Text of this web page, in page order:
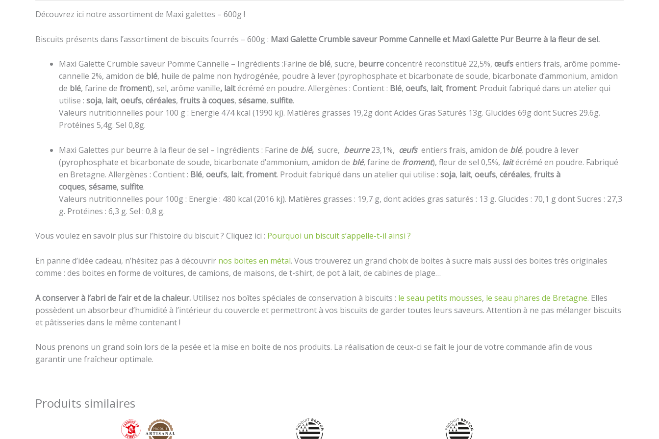
Découvrez ici notre assortiment de Maxi galettes – 600g !
Biscuits présents dans l’assortiment de biscuits fourrés – 600g : Maxi Galette Crumble saveur Pomme Cannelle et Maxi Galette Pur Beurre à la fleur de sel.
Maxi Galette Crumble saveur Pomme Cannelle – Ingrédients :Farine de blé, sucre, beurreconcentré reconstitué 22,5%, œufsentiers frais, arôme pomme-
cannelle 2%, amidon de blé, huile de palme non hydrogénée, poudre à lever (pyrophosphate et bicarbonate de soude, bicarbonate d’ammonium, amidon
de blé, farine de froment), sel, arôme vanille, laitécrémé en poudre. Allergènes : Contient : Blé, oeufs, lait, froment. Produit fabriqué dans un atelier qui
utilise : soja, lait, oeufs, céréales, fruits à coques, sésame, sulfite.
Valeurs nutritionnelles pour 100 g : Energie 474 kcal (1990 kj). Matières grasses 19,2g dont Acides Gras Saturés 13g. Glucides 69g dont Sucres 29.6g.
Protéines 5,4g. Sel 0,8g.
Maxi Galettes pur beurre à la fleur de sel – Ingrédients : Farine de blé, sucre, beurre 23,1%, œufs entiers frais, amidon de blé, poudre à lever
(pyrophosphate et bicarbonate de soude, bicarbonate d’ammonium, amidon de blé, farine de froment), fleur de sel 0,5%, laitécrémé en poudre. Fabriqué
en Bretagne. Allergènes : Contient : Blé, oeufs, lait, froment. Produit fabriqué dans un atelier qui utilise : soja, lait, oeufs, céréales, fruits à
coques, sésame, sulfite.
Valeurs nutritionnelles pour 100g : Energie : 480 kcal (2016 kj). Matières grasses : 19,7 g, dont acides gras saturés : 13 g. Glucides : 70,1 g dont Sucres : 27,3
g. Protéines : 6,3 g. Sel : 0,8 g.
Vous voulez en savoir plus sur l’histoire du biscuit ? Cliquez ici : Pourquoi un biscuit s’appelle-t-il ainsi ?
En panne d’idée cadeau, n’hésitez pas à découvrir nos boites en métal. Vous trouverez un grand choix de boites à sucre mais aussi des boites très originales
comme : des boites en forme de voitures, de camions, de maisons, de t-shirt, de pot à lait, de cabines de plage…
A conserver à l’abri de l’air et de la chaleur. Utilisez nos boîtes spéciales de conservation à biscuits : le seau petits mousses, le seau phares de Bretagne. Elles
possèdent un absorbeur d’humidité à l’intérieur du couvercle et permettront à vos biscuits de garder toutes leurs saveurs. Attention à ne pas mélanger biscuits
et pâtisseries dans le même contenant !
Nous prenons un grand soin lors de la pesée et la mise en boite de nos produits. La réalisation de ceux-ci se fait le jour de votre commande afin de vous
garantir une fraîcheur optimale.
Produits similaires